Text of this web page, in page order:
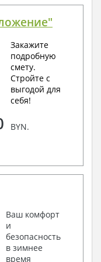
Закажите
подробную
смету.
Стройте с
выгодой для
себя!
BYN.
Ваш комфорт
и
безопасность
в зимнее
время